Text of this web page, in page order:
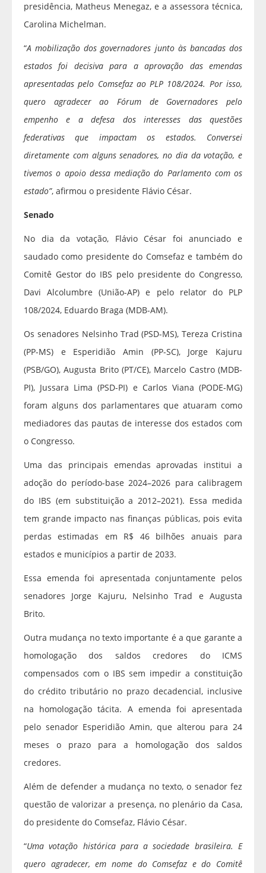
presidência, Matheus Menegaz, e a assessora técnica,
Carolina Michelman.
“A mobilização dos governadores junto às bancadas dos
estados foi decisiva para a aprovação das emendas
apresentadas pelo Comsefaz ao PLP 108/2024. Por isso,
quero agradecer ao Fórum de Governadores pelo
empenho e a defesa dos interesses das questões
federativas que impactam os estados. Conversei
diretamente com alguns senadores, no dia da votação, e
tivemos o apoio dessa mediação do Parlamento com os
estado”, afirmou o presidente Flávio César.
Senado
No dia da votação, Flávio César foi anunciado e
saudado como presidente do Comsefaz e também do
Comitê Gestor do IBS pelo presidente do Congresso,
Davi Alcolumbre (União-AP) e pelo relator do PLP
108/2024, Eduardo Braga (MDB-AM).
Os senadores Nelsinho Trad (PSD-MS), Tereza Cristina
(PP-MS) e Esperidião Amin (PP-SC), Jorge Kajuru
(PSB/GO), Augusta Brito (PT/CE), Marcelo Castro (MDB-
PI), Jussara Lima (PSD-PI) e Carlos Viana (PODE-MG)
foram alguns dos parlamentares que atuaram como
mediadores das pautas de interesse dos estados com
o Congresso.
Uma das principais emendas aprovadas institui a
adoção do período-base 2024–2026 para calibragem
do IBS (em substituição a 2012–2021). Essa medida
tem grande impacto nas finanças públicas, pois evita
perdas estimadas em R$ 46 bilhões anuais para
estados e municípios a partir de 2033.
Essa emenda foi apresentada conjuntamente pelos
senadores Jorge Kajuru, Nelsinho Trad e Augusta
Brito.
Outra mudança no texto importante é a que garante a
homologação dos saldos credores do ICMS
compensados com o IBS sem impedir a constituição
do crédito tributário no prazo decadencial, inclusive
na homologação tácita. A emenda foi apresentada
pelo senador Esperidião Amin, que alterou para 24
meses o prazo para a homologação dos saldos
credores.
Além de defender a mudança no texto, o senador fez
questão de valorizar a presença, no plenário da Casa,
do presidente do Comsefaz, Flávio César.
“Uma votação histórica para a sociedade brasileira. E
quero agradecer, em nome do Comsefaz e do Comitê